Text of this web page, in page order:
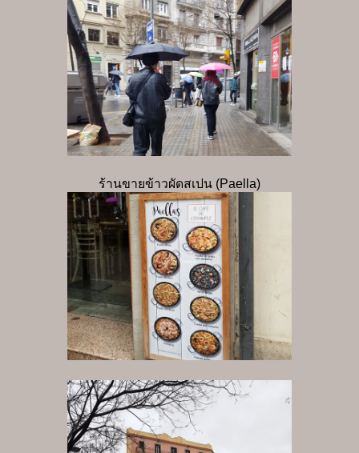
ร้านขายข้าวผัดสเปน (Paella)